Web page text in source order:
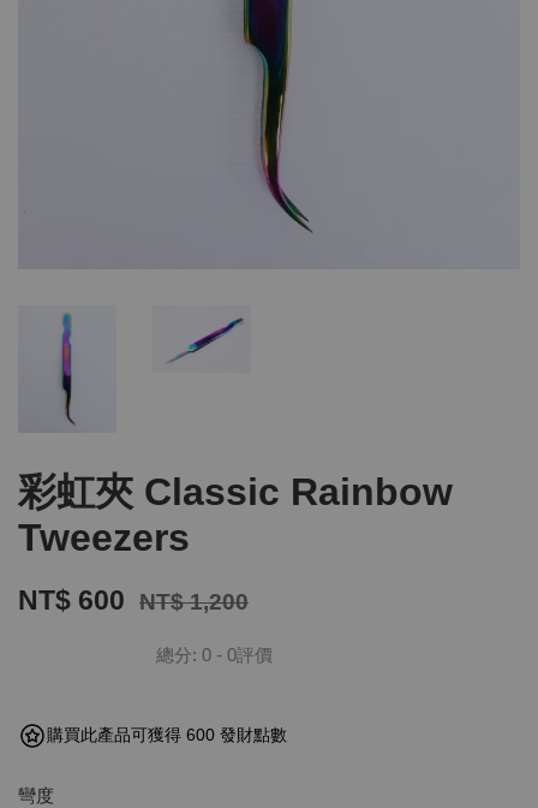
彩虹夾 Classic Rainbow
Tweezers
NT$ 600 NT$ 1,200
總分: 0 - 0評價
購買此產品可獲得 600 發財點數
彎度